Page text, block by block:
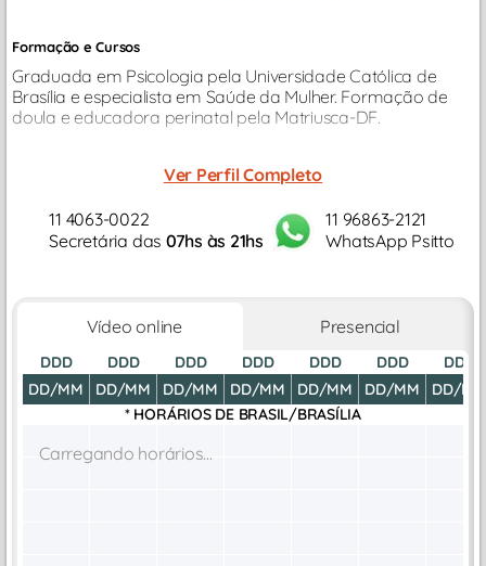
Formação e Cursos
Graduada em Psicologia pela Universidade Católica de
Brasília e especialista em Saúde da Mulher. Formação de
doula e educadora perinatal pela Matriusca-DF.
Ver Perfil Completo
11 4063-0022
Secretária das 07hs às 21hs
11 96863-2121
WhatsApp Psitto
Vídeo online Presencial
DDD
DD/MM
DDD
DD/MM
DDD
DD/MM
DDD
DD/MM
DDD
DD/MM
DDD
DD/MM
DDD
DD/MM
* HORÁRIOS DE BRASIL/BRASÍLIA
Carregando horários...